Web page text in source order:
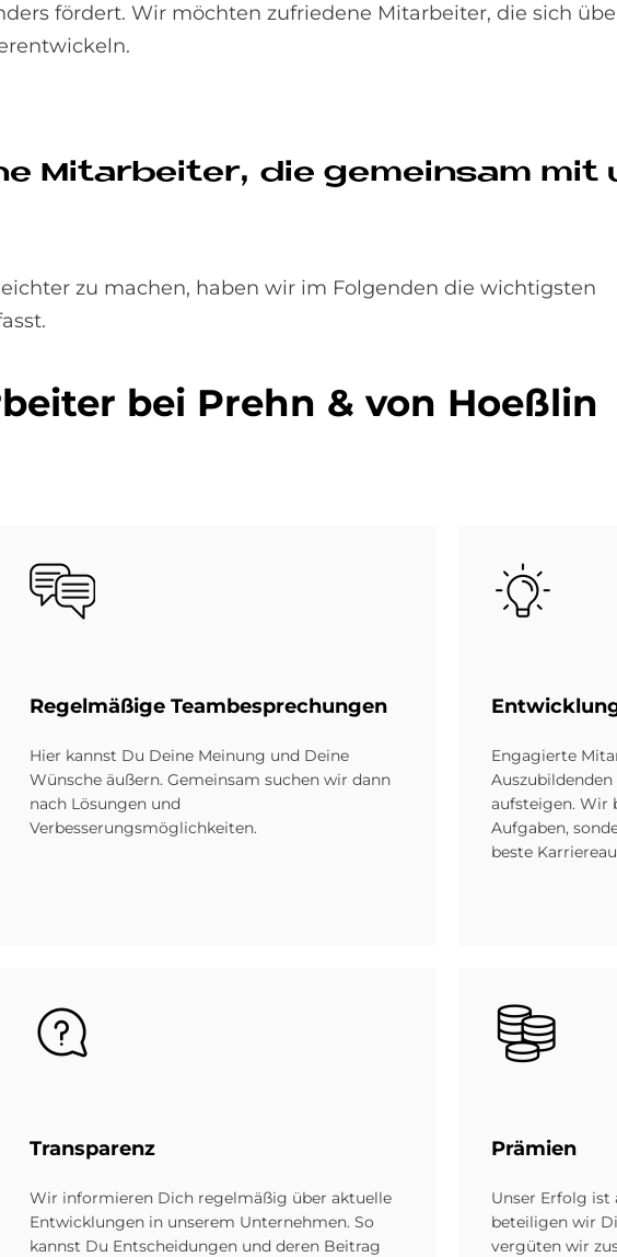
fördert. Wir möchten zufriedene Mitarbeiter, die sich
Mit­ar­bei­ter, die ge­mein­sam mit
zu machen, haben wir im Folgenden die wichtigsten
bei Prehn & von Hoeß­lin
Bild
Re­gel­mä­ßi­ge Team­be­spre­chun­gen
Hier kannst Du Deine Meinung und Deine
Wünsche äußern. Gemeinsam suchen wir dann
nach Lösungen und
Verbesserungsmöglichkeiten.
Bild
Engagierte
aufsteigen. Wir
Aufgaben,
beste
Bild
Trans­pa­renz
Wir informieren Dich regelmäßig über aktuelle
Entwicklungen in unserem Unternehmen. So
kannst Du Entscheidungen und deren Beitrag
Bild
Prä­mi­en
Unser Erfolg ist
beteiligen wir
vergüten wir